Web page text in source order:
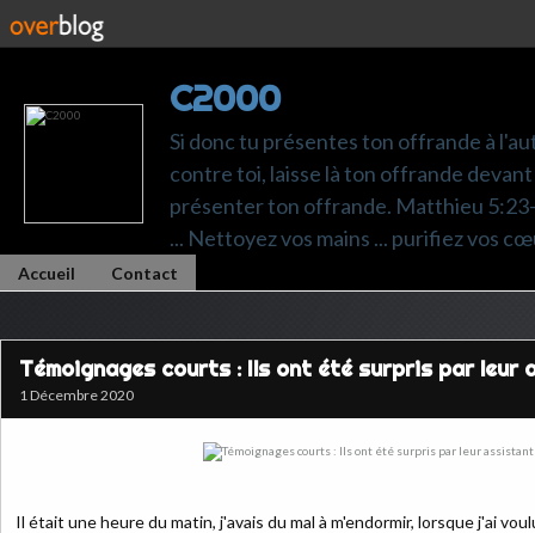
C2000
Si donc tu présentes ton offrande à
contre toi, laisse là ton offrande
présenter ton offrande. Matthieu 5:23-
... Nettoyez vos mains ... purifiez vos
Accueil Contact
Témoignages courts : Ils ont été surpris par leur
1 Décembre 2020
Il était une heure du matin, j'avais du mal à m'endormir, lorsque j'ai